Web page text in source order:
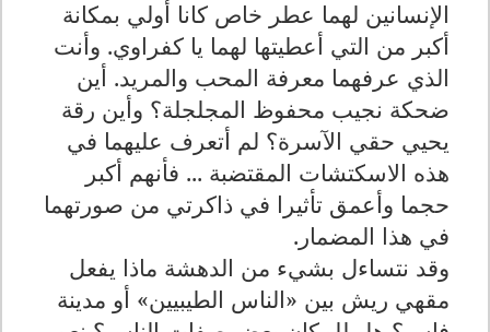
الإنسانين لهما عطر خاص كانا أولي بمكانة
أكبر من التي أعطيتها لهما يا كفراوي. وأنت
الذي عرفهما معرفة المحب والمريد. أين
ضحكة نجيب محفوظ المجلجلة؟ وأين رقة
يحيي حقي الآسرة؟ لم أتعرف عليهما في
هذه الاسكتشات المقتضبة ... فأنهم أكبر
حجما وأعمق تأثيرا في ذاكرتي من صورتهما
في هذا المضمار.
وقد نتساءل بشيء من الدهشة ماذا يفعل
مقهي ريش بين «الناس الطيبيين» أو مدينة